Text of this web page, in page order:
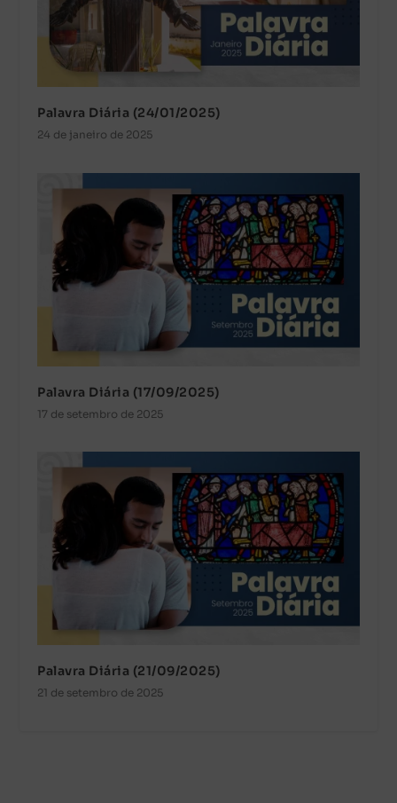
Palavra Diária (24/01/2025)
24 de janeiro de 2025
Palavra Diária (17/09/2025)
17 de setembro de 2025
Palavra Diária (21/09/2025)
21 de setembro de 2025